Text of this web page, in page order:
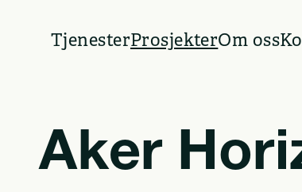
TjenesterProsjekterOm oss
Aker